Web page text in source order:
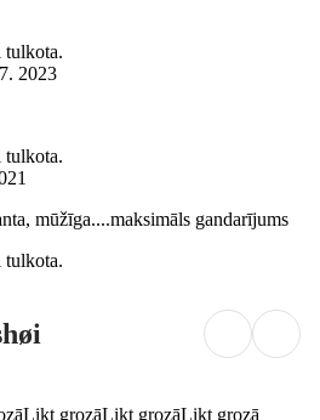
tulkota.
2023
tulkota.
mūžīga....maksimāls gandarījums
tulkota.
Likt grozāLikt grozāLikt grozā